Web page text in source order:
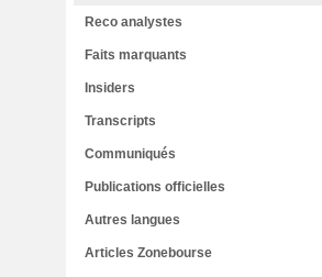
Reco analystes
Faits marquants
Insiders
Transcripts
Communiqués
Publications officielles
Autres langues
Articles Zonebourse